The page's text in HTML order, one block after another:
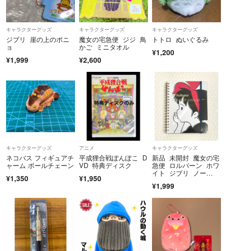
キャラクターグッズ
ジブリ 崖の上のポニ
ョ
¥1,999
キャラクターグッズ
魔女の宅急便 ジジ 鳥
かご ミニタオル
¥2,600
キャラクターグッズ
トトロ ぬいぐるみ
¥1,200
キャラクターグッズ
ネコバス フィギュアチ
ャーム ボールチェーン
¥1,350
アニメ
平成狸合戦ぽんぽこ D
VD 特典ディスク
¥1,950
キャラクターグッズ
新品 未開封 魔女の宅
急便 ロルバーン ホワ
イト ジブリ ノー
¥1,999